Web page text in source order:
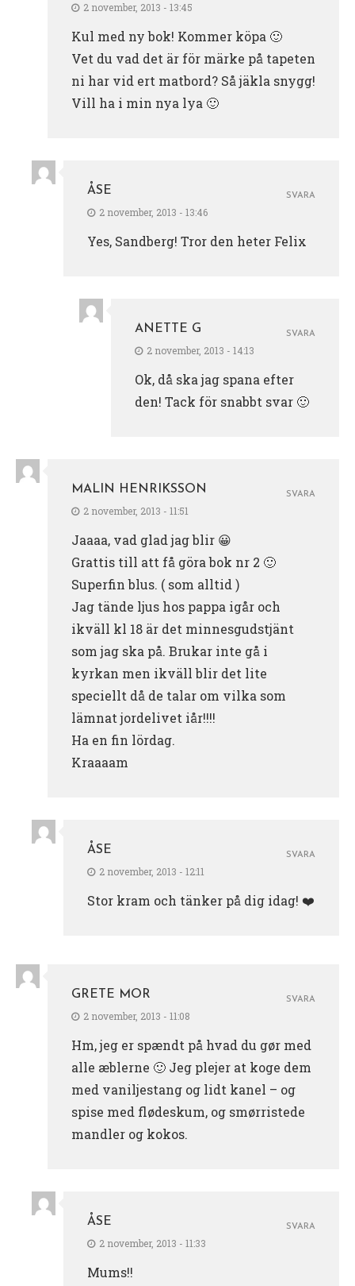
2 november, 2013 - 13:45
Kul med ny bok! Kommer köpa 🙂
Vet du vad det är för märke på tapeten
ni har vid ert matbord? Så jäkla snygg!
Vill ha i min nya lya 🙂
ÅSE
2 november, 2013 - 13:46
Yes, Sandberg! Tror den heter Felix
SVARA
ANETTE G
2 november, 2013 - 14:13
Ok, då ska jag spana efter
den! Tack för snabbt svar 🙂
SVARA
MALIN HENRIKSSON
2 november, 2013 - 11:51
Jaaaa, vad glad jag blir 😀
Grattis till att få göra bok nr 2 🙂
Superfin blus. ( som alltid )
Jag tände ljus hos pappa igår och
ikväll kl 18 är det minnesgudstjänt
som jag ska på. Brukar inte gå i
kyrkan men ikväll blir det lite
speciellt då de talar om vilka som
lämnat jordelivet iår!!!!
Ha en fin lördag.
Kraaaam
SVARA
ÅSE
2 november, 2013 - 12:11
Stor kram och tänker på dig idag! ❤️
SVARA
GRETE MOR
2 november, 2013 - 11:08
Hm, jeg er spændt på hvad du gør med
alle æblerne 🙂 Jeg plejer at koge dem
med vaniljestang og lidt kanel – og
spise med flødeskum, og smørristede
mandler og kokos.
SVARA
ÅSE
2 november, 2013 - 11:33
Mums!!
SVARA